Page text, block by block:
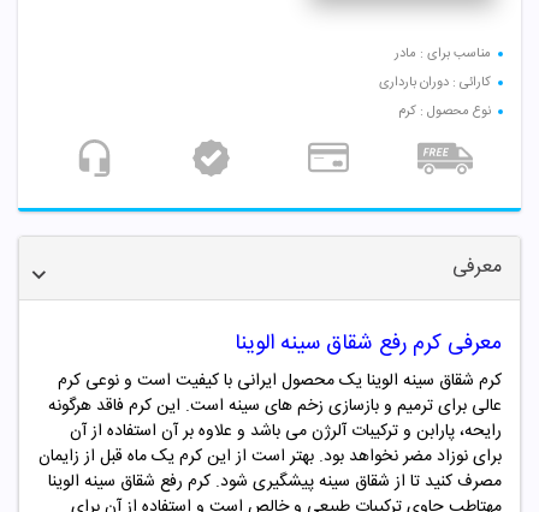
مناسب برای : مادر
کارائی : دوران بارداری
نوع محصول : کرم
معرفی
معرفی کرم رفع شقاق سینه الوینا
کرم شقاق سینه الوینا یک محصول ایرانی با کیفیت است و نوعی کرم
عالی برای ترمیم و بازسازی زخم های سینه است. این کرم فاقد هرگونه
رایحه، پارابن و ترکیبات آلرژن می باشد و علاوه بر آن استفاده از آن
برای نوزاد مضر نخواهد بود. بهتر است از این کرم یک ماه قبل از زایمان
مصرف کنید تا از شقاق سینه پیشگیری شود. کرم رفع شقاق سینه الوینا